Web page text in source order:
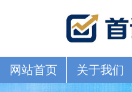
网站首页 关于我们